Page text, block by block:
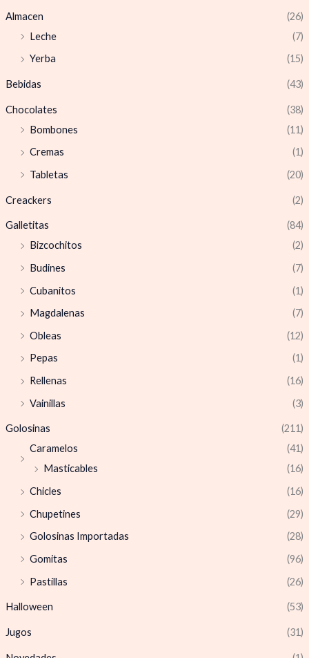
Almacen
(26)
Leche
(7)
Yerba
(15)
Bebidas (43)
Chocolates
(38)
Bombones
(11)
Cremas
(1)
Tabletas
(20)
Creackers (2)
Galletitas
(84)
Bizcochitos
(2)
Budines
(7)
Cubanitos
(1)
Magdalenas
(7)
Obleas
(12)
Pepas
(1)
Rellenas
(16)
Vainillas
(3)
Golosinas
(211)
Caramelos
(41)
Masticables
(16)
Chicles
(16)
Chupetines
(29)
Golosinas Importadas
(28)
Gomitas
(96)
Pastillas
(26)
Halloween (53)
Jugos (31)